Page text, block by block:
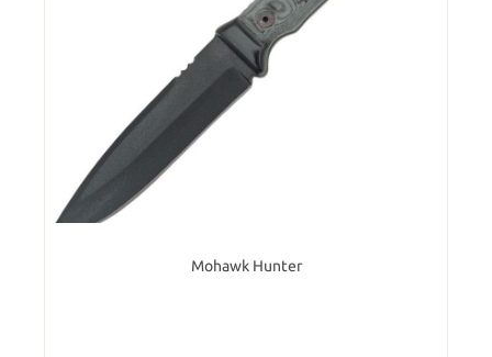
Mohawk Hunter